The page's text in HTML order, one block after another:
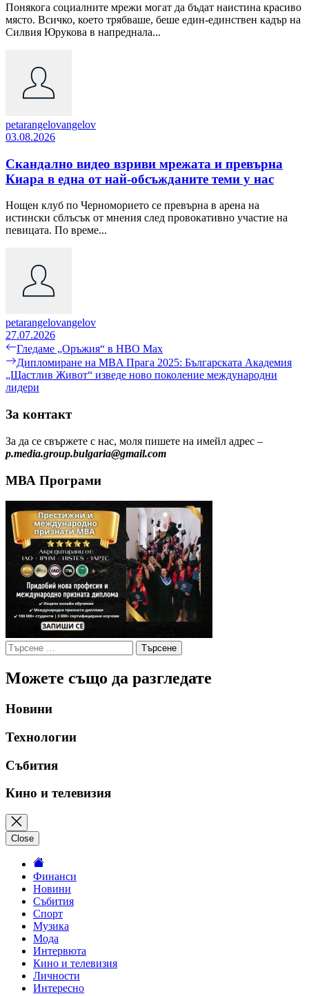
Понякога социалните мрежи могат да бъдат наистина красиво
място. Всичко, което трябваше, беше един-единствен кадър на
Силвия Юрукова в напреднала...
petarangelovangelov
03.08.2026
Скандално видео взриви мрежата и превърна
Киара в една от най-обсъжданите теми у нас
Нощен клуб по Черноморието се превърна в арена на
истински сблъсък от мнения след провокативно участие на
певицата. По време...
petarangelovangelov
27.07.2026
Навигация
Previous
post:
Гледаме „Оръжия“ в HBO Max
Next
post:
Дипломиране на MBA Прага 2025: Българската Академия
„Щастлив Живот“ изведе ново поколение международни
лидери
За контакт
За да се свържете с нас, моля пишете на имейл адрес –
p.media.group.bulgaria@gmail.com
МВА Програми
Търсене
за:
Можете също да разгледате
Новини
Технологии
Събития
Кино и телевизия
Close
Финанси
Новини
Събития
Спорт
Музика
Мода
Интервюта
Кино и телевизия
Личности
Интересно